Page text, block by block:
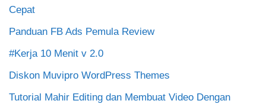
Cepat
Panduan FB Ads Pemula Review
#Kerja 10 Menit v 2.0
Diskon Muvipro WordPress Themes
Tutorial Mahir Editing dan Membuat Video Dengan